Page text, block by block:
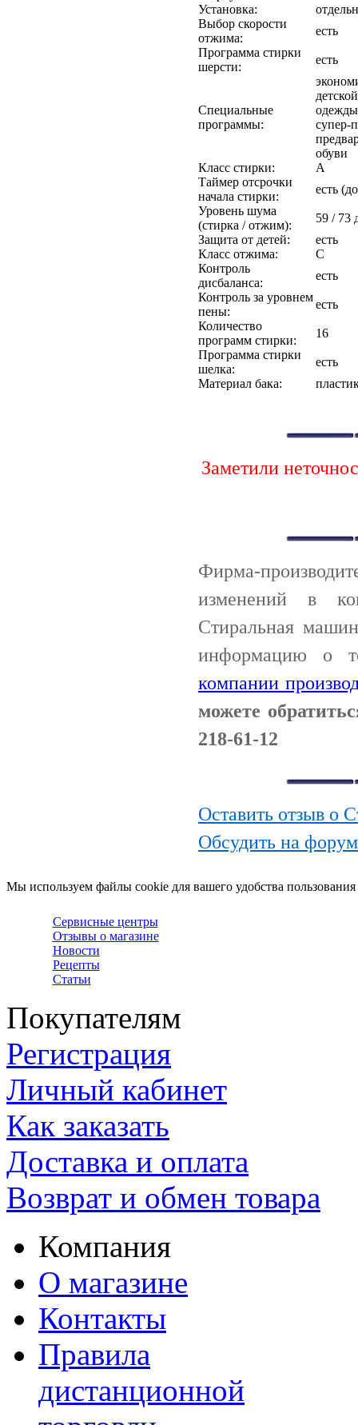
Установка:
Выбор скорости
отжима:
есть
Программа стирки
шерсти:
есть
Специальные
программы:
супер-
обуви
Класс стирки:
A
Таймер отсрочки
начала стирки:
есть
Уровень шума
(стирка / отжим):
59 / 73
Защита от детей:
есть
Класс отжима:
C
Контроль
дисбаланса:
есть
Контроль за уровнем
пены:
есть
Количество
программ стирки:
16
Программа стирки
шелка:
есть
Материал бака:
Заметили
Фирма-
изменений в
Стиральная
информацию о
компании
можете
218-61-12
Оставить отзыв о
Обсудить на
Мы используем файлы cookie для вашего удобства
Сервисные центры
Отзывы о магазине
Новости
Рецепты
Статьи
Покупателям
Регистрация
Личный кабинет
Как заказать
Доставка и оплата
Возврат и обмен товара
Компания
О магазине
Контакты
Правила
дистанционной